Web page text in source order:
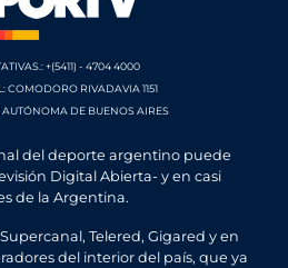
+(5411) - 4704 4000
COMODORO RIVADAVIA 1151
DE BUENOS AIRES
del deporte argentino puede
Digital Abierta- y en casi
de la Argentina.
Telered, Gigared y en
del interior del país, que ya